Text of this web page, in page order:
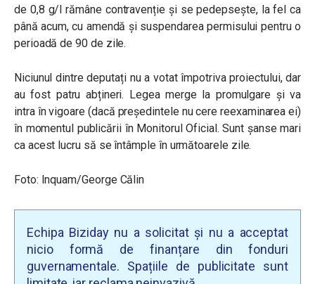
de 0,8 g/l rămâne contravenție și se pedepsește, la fel ca
până acum, cu amendă și suspendarea permisului pentru o
perioadă de 90 de zile.
Niciunul dintre deputați nu a votat împotriva proiectului, dar
au fost patru abțineri. Legea merge la promulgare și va
intra în vigoare (dacă președintele nu cere reexaminarea ei)
în momentul publicării în Monitorul Oficial. Sunt șanse mari
ca acest lucru să se întâmple în următoarele zile.
Foto: Inquam/George Călin
Echipa Biziday nu a solicitat și nu a acceptat
nicio formă de finanțare din fonduri
guvernamentale. Spațiile de publicitate sunt